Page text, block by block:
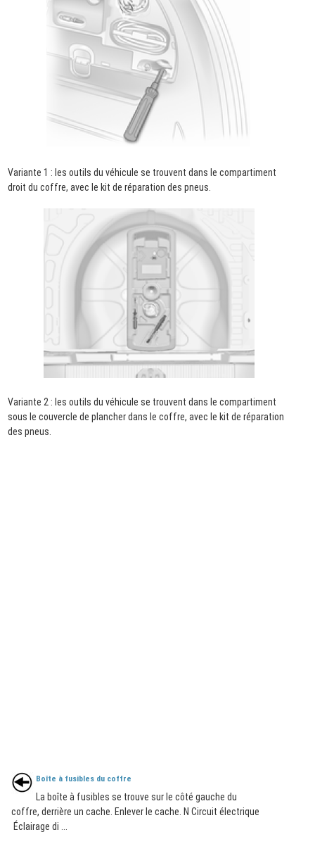
Variante 1 : les outils du véhicule se trouvent dans le compartiment
droit du coffre, avec le kit de réparation des pneus.
Variante 2 : les outils du véhicule se trouvent dans le compartiment
sous le couvercle de plancher dans le coffre, avec le kit de réparation
des pneus.
Boîte à fusibles du coffre
La boîte à fusibles se trouve sur le côté gauche du
coffre, derrière un cache. Enlever le cache. N Circuit électrique
Éclairage di ...